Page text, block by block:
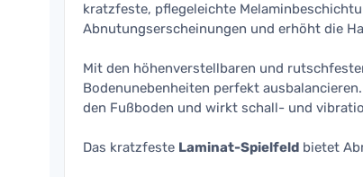
kratzfeste, pflegeleichte
Abnutungserscheinungen und erhöht die
Mit den höhenverstellbaren und
Bodenunebenheiten perfekt
den Fußboden und wirkt schall- und
Das kratzfeste Laminat-Spielfeld bietet